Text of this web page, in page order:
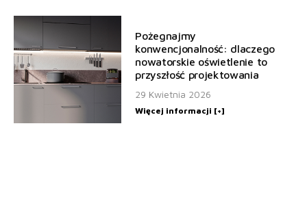
Pożegnajmy
konwencjonalność: dlaczego
nowatorskie oświetlenie to
przyszłość projektowania
29 Kwietnia 2026
Więcej informacji [+]